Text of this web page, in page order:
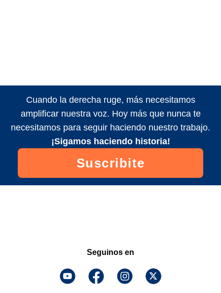
Cuando la derecha ruge, más necesitamos
amplificar nuestra voz. Hoy más que nunca te
necesitamos para seguir haciendo nuestro trabajo.
¡Sigamos haciendo historia!
Suscribite
Seguinos en